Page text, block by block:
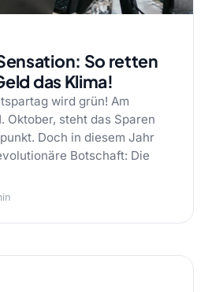
So retten
das Klima!
wird grün! Am
Oktober, steht das Sparen
Doch in diesem Jahr
Botschaft: Die